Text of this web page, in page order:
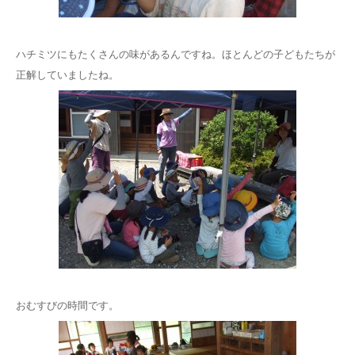
ハチミツにもたくさんの味があるんですね。ほとんどの子どもたちが
正解していましたね。
おむすびの時間です。